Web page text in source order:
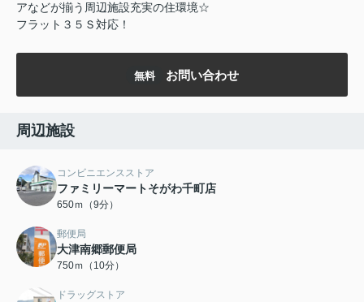
アなどが揃う周辺施設充実の住環境☆
フラット３５Ｓ対応！
無料 お問い合わせ
周辺施設
コンビニエンスストア
ファミリーマートそがわ千町店
650ｍ（9分）
郵便局
大津南郷郵便局
750ｍ（10分）
ドラッグストア